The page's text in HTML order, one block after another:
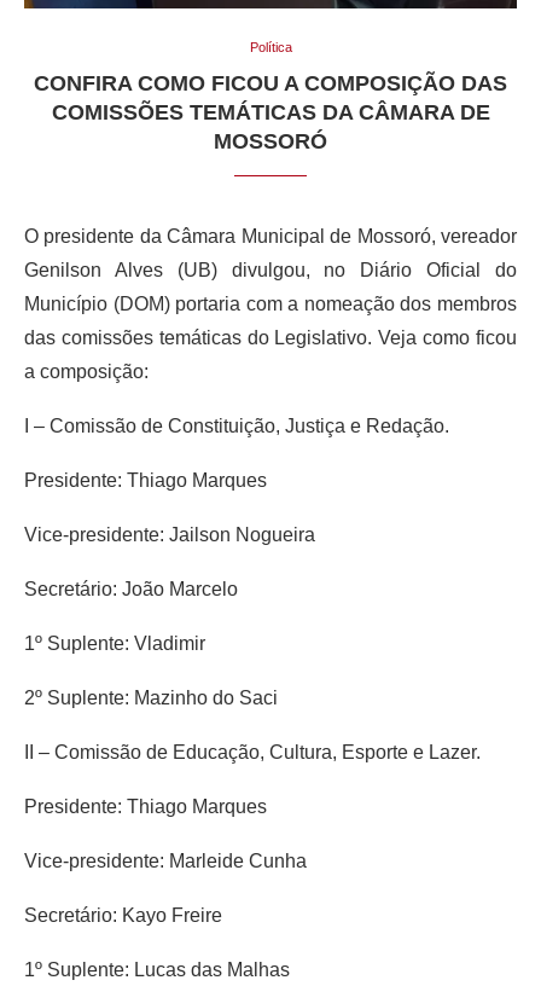
Política
CONFIRA COMO FICOU A COMPOSIÇÃO DAS
COMISSÕES TEMÁTICAS DA CÂMARA DE
MOSSORÓ
O presidente da Câmara Municipal de Mossoró, vereador
Genilson Alves (UB) divulgou, no Diário Oficial do
Município (DOM) portaria com a nomeação dos membros
das comissões temáticas do Legislativo. Veja como ficou
a composição:
I – Comissão de Constituição, Justiça e Redação.
Presidente: Thiago Marques
Vice-presidente: Jailson Nogueira
Secretário: João Marcelo
1º Suplente: Vladimir
2º Suplente: Mazinho do Saci
II – Comissão de Educação, Cultura, Esporte e Lazer.
Presidente: Thiago Marques
Vice-presidente: Marleide Cunha
Secretário: Kayo Freire
1º Suplente: Lucas das Malhas